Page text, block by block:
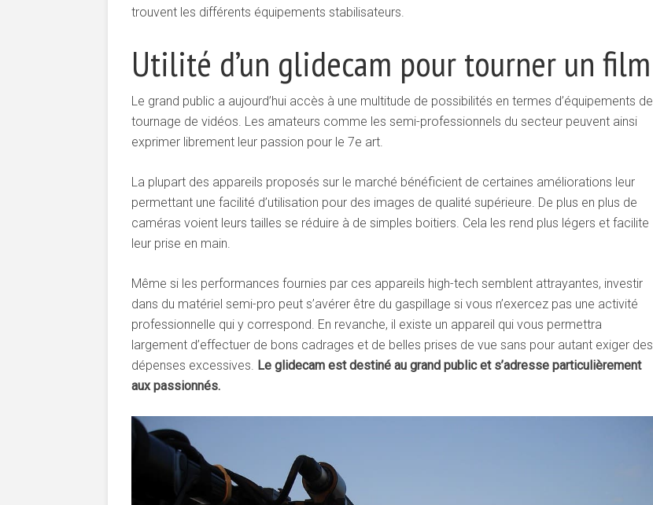
trouvent les différents équipements stabilisateurs.
Utilité d’un glidecam pour tourner un film
Le grand public a aujourd’hui accès à une multitude de possibilités en termes d’équipements de
tournage de vidéos. Les amateurs comme les semi-professionnels du secteur peuvent ainsi
exprimer librement leur passion pour le 7e art.
La plupart des appareils proposés sur le marché bénéficient de certaines améliorations leur
permettant une facilité d’utilisation pour des images de qualité supérieure. De plus en plus de
caméras voient leurs tailles se réduire à de simples boitiers. Cela les rend plus légers et facilite
leur prise en main.
Même si les performances fournies par ces appareils high-tech semblent attrayantes, investir
dans du matériel semi-pro peut s’avérer être du gaspillage si vous n’exercez pas une activité
professionnelle qui y correspond. En revanche, il existe un appareil qui vous permettra
largement d’effectuer de bons cadrages et de belles prises de vue sans pour autant exiger des
dépenses excessives. Le glidecam est destiné au grand public et s’adresse particulièrement
aux passionnés.